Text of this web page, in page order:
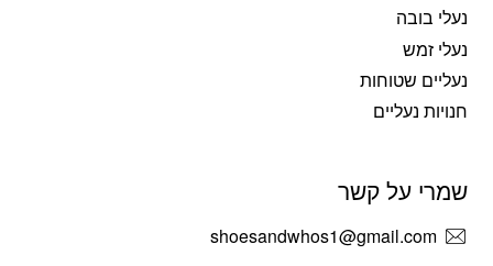
נעלי בובה
נעלי זמש
נעליים שטוחות
חנויות נעליים
שמרי על קשר
shoesandwhos1@gmail.com